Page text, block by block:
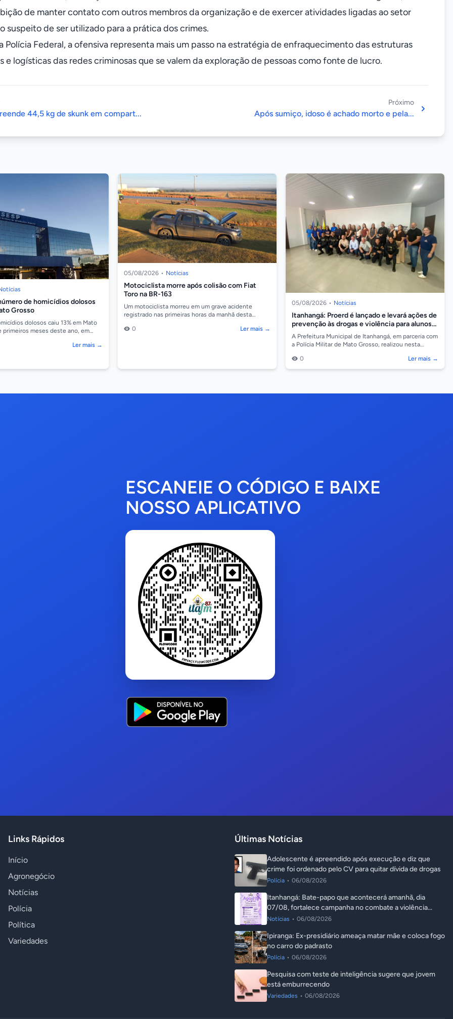
de manter contato com outros membros da organização e de exercer atividades ligadas ao setor
suspeito de ser utilizado para a prática dos crimes.
Polícia Federal, a ofensiva representa mais um passo na estratégia de enfraquecimento das estruturas
e logísticas das redes criminosas que se valem da exploração de pessoas como fonte de lucro.
44,5 kg de skunk em compart...
Próximo
Após sumiço, idoso é achado morto e pela...
de homicídios dolosos
Grosso
dolosos caiu 13% em Mato
primeiros meses deste ano, em
Ler mais →
05/08/2026 • Notícias
Motociclista morre após colisão com Fiat
Toro na BR-163
Um motociclista morreu em um grave acidente
registrado nas primeiras horas da manhã desta
colisão...
0 Ler mais →
05/08/2026 • Notícias
Itanhangá: Proerd é lançado e levará ações de
prevenção às drogas e violência para alunos
da rede municipal
A Prefeitura Municipal de Itanhangá, em parceria com
a Polícia Militar de Mato Grosso, realizou nesta
0
Ler mais →
ESCANEIE O CÓDIGO E BAIXE
NOSSO APLICATIVO
Links Rápidos
Início
Agronegócio
Notícias
Polícia
Política
Variedades
Últimas Notícias
Adolescente é apreendido após execução e diz que
crime foi ordenado pelo CV para quitar dívida de drogas
Polícia • 06/08/2026
Itanhangá: Bate-papo que acontecerá amanhã, dia
07/08, fortalece campanha no combate a violência
contra a mulher
Notícias • 06/08/2026
Ipiranga: Ex-presidiário ameaça matar mãe e coloca fogo
no carro do padrasto
Polícia • 06/08/2026
Pesquisa com teste de inteligência sugere que jovem
está emburrecendo
Variedades • 06/08/2026